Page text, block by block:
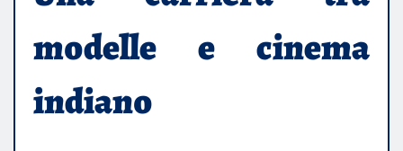
modelle e cinema
indiano